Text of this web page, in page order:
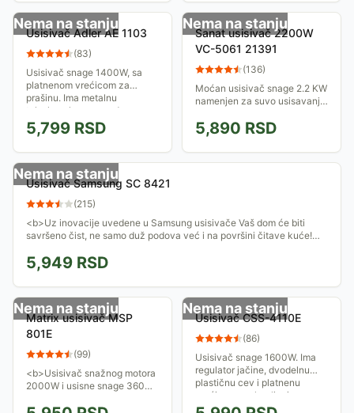
Nema na stanju
Usisivač Adler AE 1103
(83)
Usisivač snage 1400W, sa
platnenom vrećicom za
prašinu. Ima metalnu
teleskopsku cev sa dva
nastavka za usisavanje,
petostepeni sistem filtriranja
5,799 RSD
Nema na stanju
Sanat usisivač 2200W
VC-5061 21391
(136)
Moćan usisivač snage 2.2 KW
namenjen za suvo usisavanje.
cev, automatsko
namotavanje kabla i
potenciometar - za kontrolu...
5,890 RSD
Nema na stanju
Usisivač Samsung SC 8421
(215)
<b>Uz inovacije uvedene u Samsung usisivače Vaš dom će biti
savršeno čist, ne samo duž podova već i na površini čitave kuće!
5,949 RSD
Nema na stanju
Matrix usisivač MSP
801E
(99)
<b>Usisivač snažnog motora
2000W i usisne snage 360W,
Nema na stanju
Usisivač CSS-4110E
(86)
Usisivač snage 1600W. Ima
regulator jačine, dvodelnu
plastičnu cev i platnenu
vrećicu za sakupljanje
prašine.